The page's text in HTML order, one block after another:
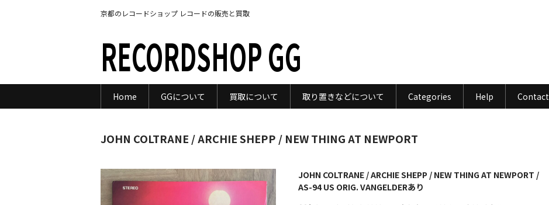
京都のレコードショップ レコードの販売と買取
RECORDSHOP GG
Home GGについて 買取について 取り置きなどについて Categories Help Contact
JOHN COLTRANE / ARCHIE SHEPP / NEW THING AT NEWPORT
JOHN COLTRANE / ARCHIE SHEPP / NEW THING AT NEWPORT /
AS-94 US ORIG. VANGELDERあり